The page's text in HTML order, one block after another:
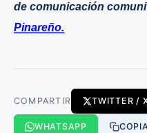
de comunicación
Pinareño.
COMPARTIR TWITTER /
WHATSAPP